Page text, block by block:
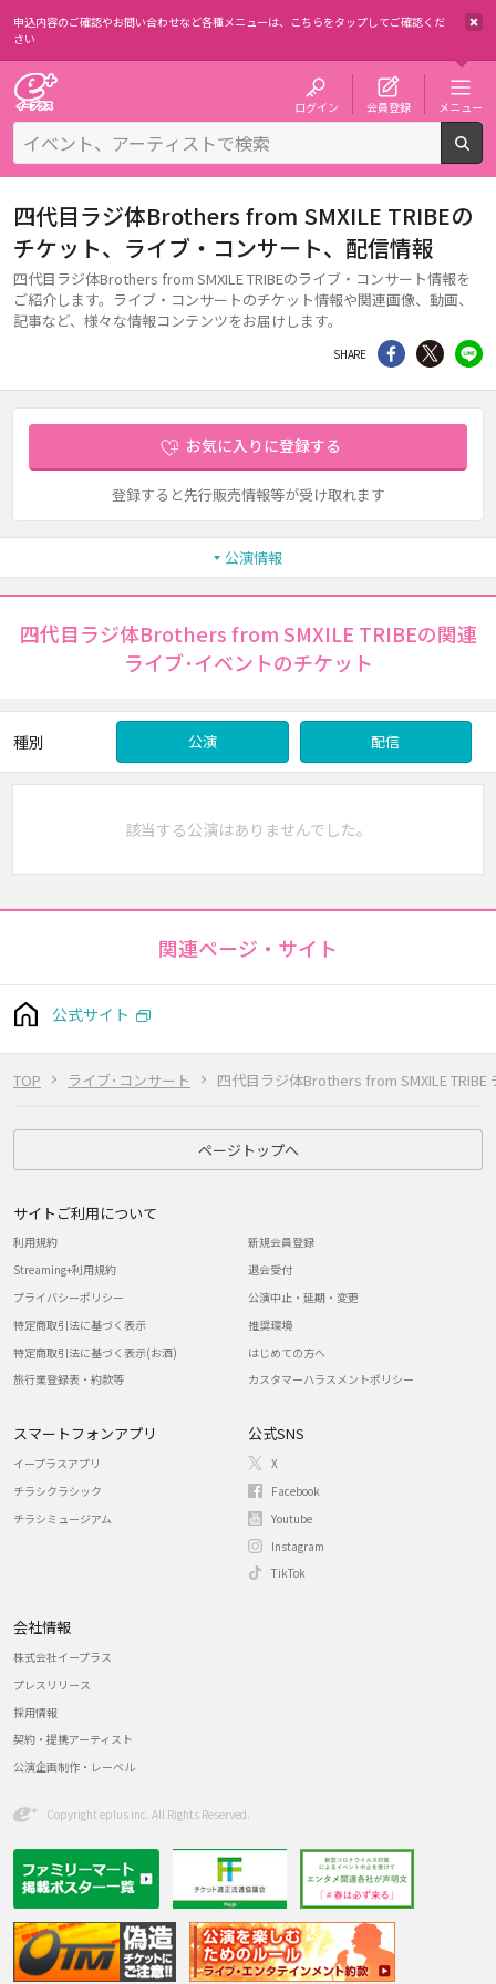
申込内容のご確認やお問い合わせなど各種メニューは、 こちらをタップしてご確認くだ
さい
ログイン 会員登録 メニュー
TOP ライブ･コンサート 四代目ラジ体Brothers from SMXILE TRIBE
四代目ラジ体Brothers from SMXILE TRIBEの
チケット、ライブ・コンサート、配信情報
四代目ラジ体Brothers from SMXILE TRIBEのライブ・コンサート情報を
ご紹介します。ライブ・コンサートのチケット情報や関連画像、動画、
記事など、様々な情報コンテンツをお届けします。
SHARE シェア Twitter
お気に入りに登録する
登録すると先行販売情報等が受け取れます
公演情報
四代目ラジ体Brothers from SMXILE TRIBEの関連
ライブ･イベントのチケット
種別 公演 配信
該当する公演はありませんでした。
関連ページ・サイト
公式サイト
ページトップへ
サイトご利用について
利用規約
Streaming+利用規約
プライバシーポリシー
特定商取引法に基づく表示
特定商取引法に基づく表示(お酒)
旅行業登録表・約款等
新規会員登録
退会受付
公演中止・延期・変更
推奨環境
はじめての方へ
カスタマーハラスメントポリシー
スマートフォンアプリ
イープラスアプリ
チラシクラシック
チラシミュージアム
公式SNS
X
Facebook
Youtube
Instagram
TikTok
会社情報
株式会社イープラス
プレスリリース
採用情報
契約・提携アーティスト
公演企画制作・レーベル
Copyright eplus inc. All Rights Reserved.